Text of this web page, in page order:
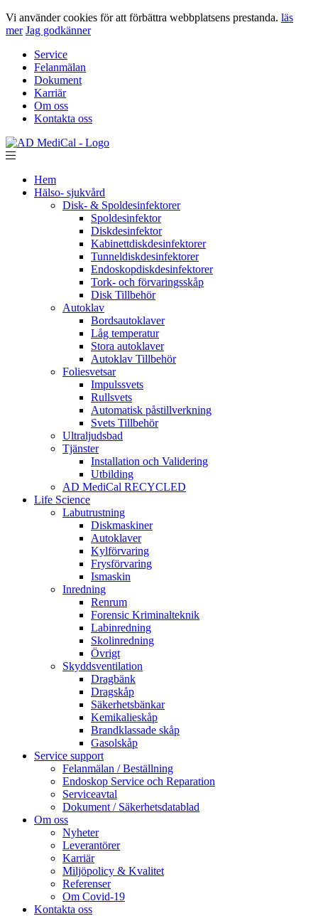
Vi använder cookies för att förbättra webbplatsens prestanda. läs
mer Jag godkänner
Service
Felanmälan
Dokument
Karriär
Om oss
Kontakta oss
Hem
Hälso- sjukvård
Disk- & Spoldesinfektorer
Spoldesinfektor
Diskdesinfektor
Kabinettdiskdesinfektorer
Tunneldiskdesinfektorer
Endoskopdiskdesinfektorer
Tork- och förvaringsskåp
Disk Tillbehör
Autoklav
Bordsautoklaver
Låg temperatur
Stora autoklaver
Autoklav Tillbehör
Foliesvetsar
Impulssvets
Rullsvets
Automatisk påstillverkning
Svets Tillbehör
Ultraljudsbad
Tjänster
Installation och Validering
Utbilding
AD MediCal RECYCLED
Life Science
Labutrustning
Diskmaskiner
Autoklaver
Kylförvaring
Frysförvaring
Ismaskin
Inredning
Renrum
Forensic Kriminalteknik
Labinredning
Skolinredning
Övrigt
Skyddsventilation
Dragbänk
Dragskåp
Säkerhetsbänkar
Kemikalieskåp
Brandklassade skåp
Gasolskåp
Service support
Felanmälan / Beställning
Endoskop Service och Reparation
Serviceavtal
Dokument / Säkerhetsdatablad
Om oss
Nyheter
Leverantörer
Karriär
Miljöpolicy & Kvalitet
Referenser
Om Covid-19
Kontakta oss